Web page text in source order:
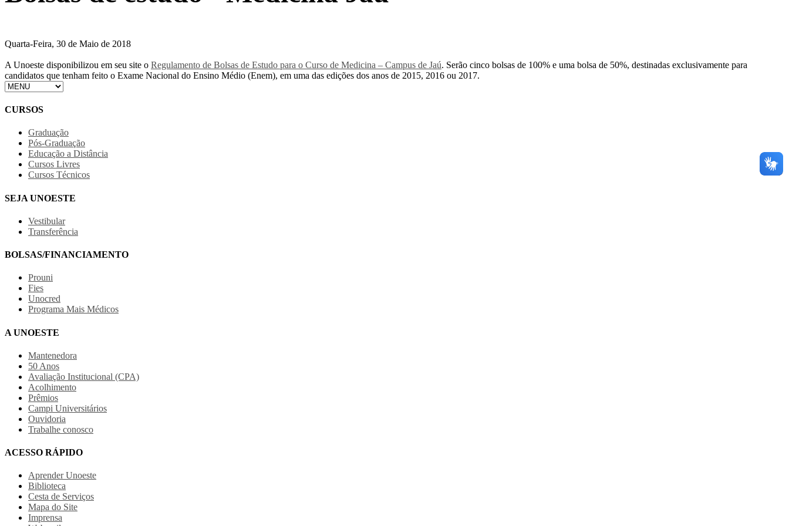
Quarta-Feira, 30 de Maio de 2018
A Unoeste disponibilizou em seu site o Regulamento de Bolsas de Estudo para o Curso de Medicina – Campus de Jaú. Serão cinco bolsas de 100% e uma bolsa de 50%, destinadas exclusivamente para
candidatos que tenham feito o Exame Nacional do Ensino Médio (Enem), em uma das edições dos anos de 2015, 2016 ou 2017.
CURSOS
Graduação
Pós-Graduação
Educação a Distância
Cursos Livres
Cursos Técnicos
SEJA UNOESTE
Vestibular
Transferência
BOLSAS/FINANCIAMENTO
Prouni
Fies
Unocred
Programa Mais Médicos
A UNOESTE
Mantenedora
50 Anos
Avaliação Institucional (CPA)
Acolhimento
Prêmios
Campi Universitários
Ouvidoria
Trabalhe conosco
ACESSO RÁPIDO
Aprender Unoeste
Biblioteca
Cesta de Serviços
Mapa do Site
Imprensa